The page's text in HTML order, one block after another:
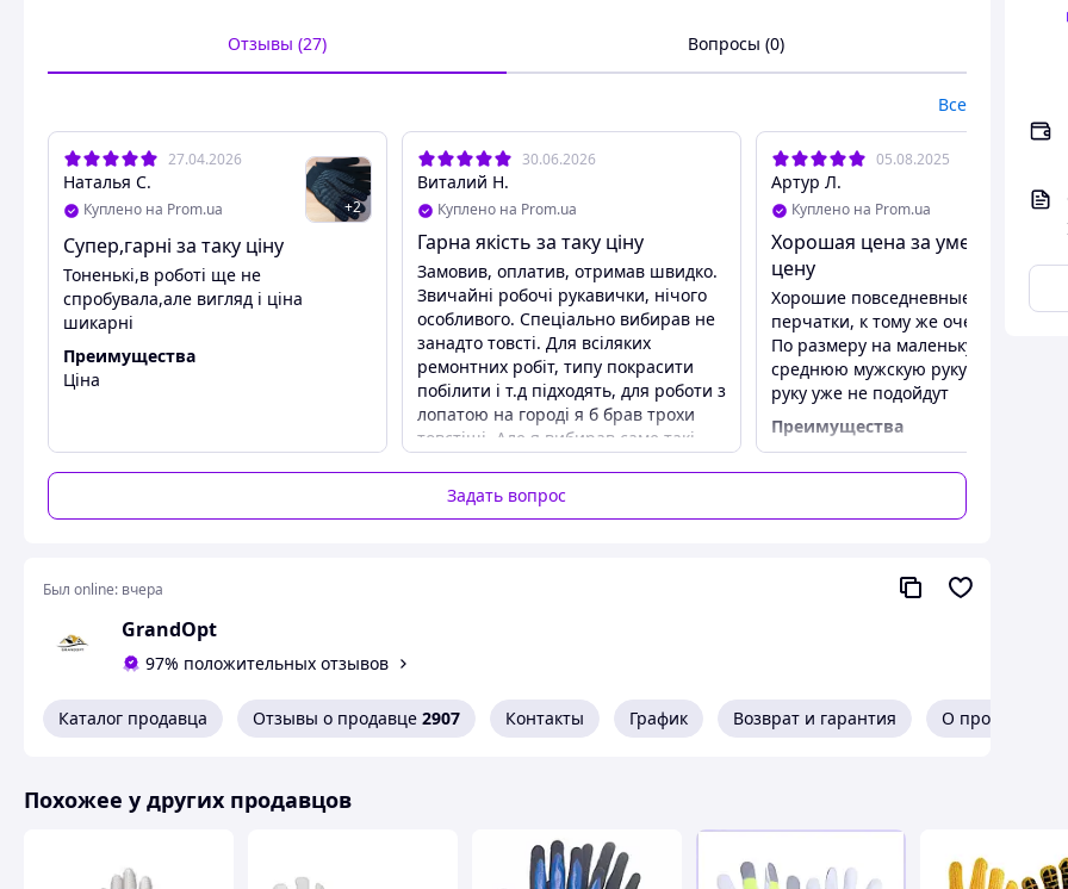
прочного нейлонового волокна.
Также есть синий и черный цвет данных перчаток.
Похожие товары по характеристикам
Отзывы (27) Вопросы (0)
Все
27.04.2026
Наталья С.
Куплено на Prom.ua +2
Супер,гарні за таку ціну
Тоненькі,в роботі ще не
спробувала,але вигляд і ціна
шикарні
Преимущества
Ціна
30.06.2026
Виталий Н.
Куплено на Prom.ua
Гарна якість за таку ціну
Замовив, оплатив, отримав швидко.
Звичайні робочі рукавички, нічого
особливого. Спеціально вибирав не
занадто товсті. Для всіляких
ремонтних робіт, типу покрасити
побілити і т.д підходять, для роботи з
лопатою на городі я б брав трохи
товстіші. Але я вибирав саме такі
Преимущества
Якість і ціна
05.08.2025
Артур Л.
Куплено на Prom.ua
Хорошая цена за умеренную
цену
Хорошие повседневные рабочие
перчатки, к тому же очень
По размеру на маленькую и
среднюю мужскую руку. На
руку уже не подойдут
Преимущества
Цена / качество
Не подходит под большие руки
Задать вопрос
Был online: вчера
GrandOpt
97% положительных отзывов
Каталог продавца Отзывы о продавце 2907 Контакты График Возврат и гарантия О продавце
Похожее у других продавцов